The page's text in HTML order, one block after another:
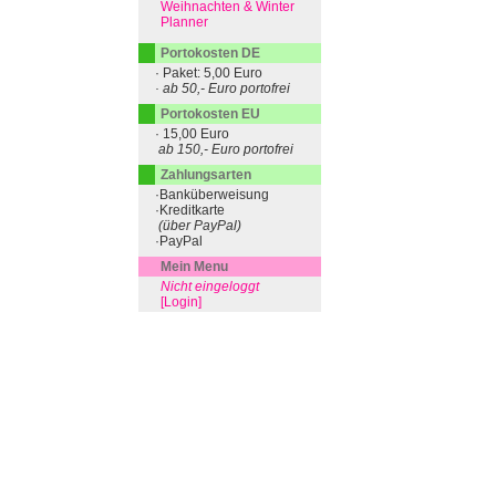
Weihnachten & Winter
Planner
Portokosten DE
· Paket: 5,00 Euro
· ab 50,- Euro portofrei
Portokosten EU
· 15,00 Euro
ab 150,- Euro portofrei
Zahlungsarten
·Banküberweisung
·Kreditkarte
(über PayPal)
·PayPal
Mein Menu
Nicht eingeloggt
[Login]